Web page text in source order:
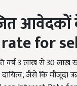
आवेदकों
for
वर्ष 3 लाख से 30
दायित्व, जैसे कि